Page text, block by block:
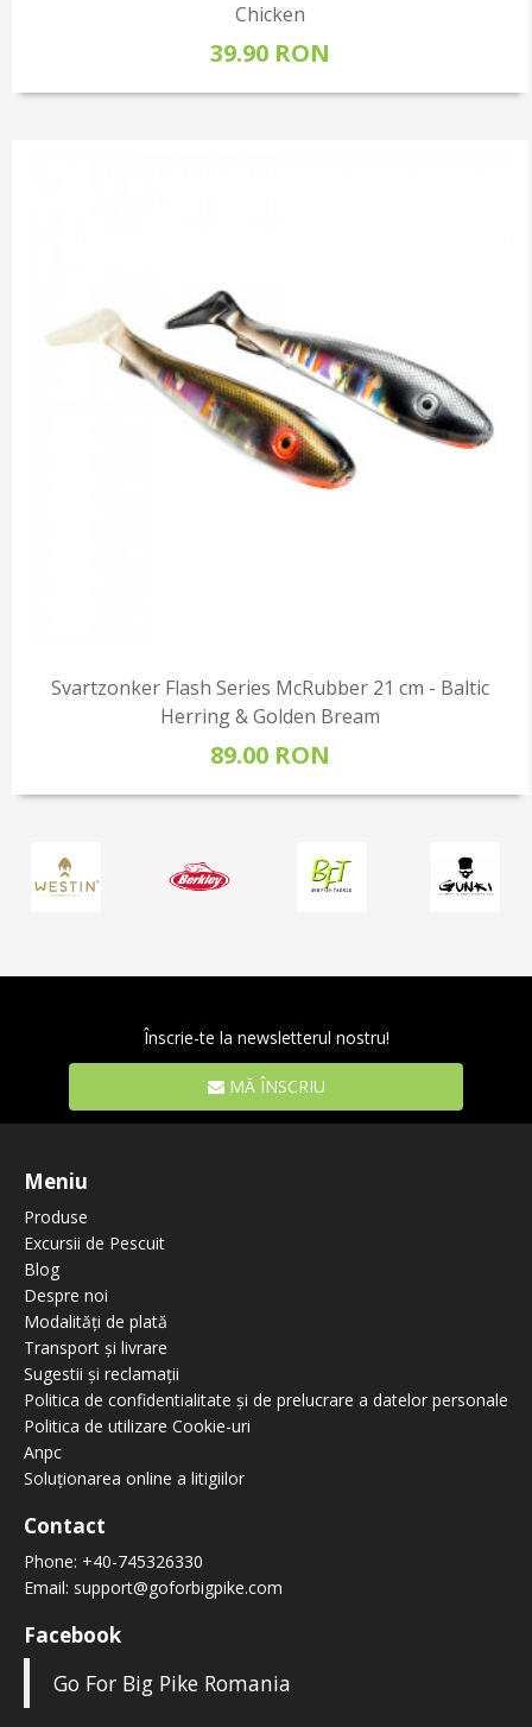
Chicken
39.90 RON
Svartzonker Flash Series McRubber 21 cm - Baltic
Herring & Golden Bream
89.00 RON
Înscrie-te la newsletterul nostru!
MĂ ÎNSCRIU
Meniu
Produse
Excursii de Pescuit
Blog
Despre noi
Modalități de plată
Transport și livrare
Sugestii și reclamații
Politica de confidentialitate și de prelucrare a datelor personale
Politica de utilizare Cookie-uri
Anpc
Soluționarea online a litigiilor
Contact
Phone: +40-745326330
Email: support@goforbigpike.com
Facebook
Go For Big Pike Romania